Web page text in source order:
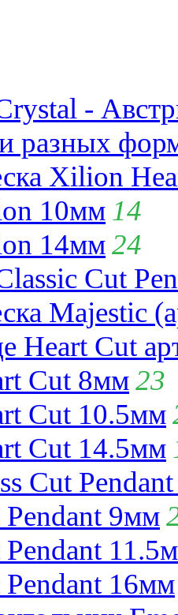
-
разных
Xilion
10мм 14
14мм24
Cut
Majestic
Heart Cut
Cut 8мм23
Cut 10.5мм
Cut 14.5мм
Cut
Pendant 9мм
Pendant
Pendant 16мм